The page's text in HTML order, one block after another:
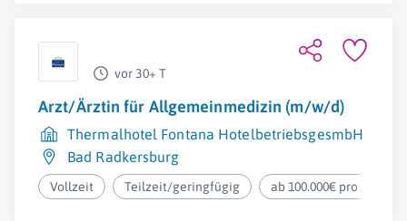
vor 30+ T
Arzt/Ärztin für Allgemeinmedizin (m/w/d)
Thermalhotel Fontana HotelbetriebsgesmbH
Bad Radkersburg
Vollzeit Teilzeit/geringfügig ab 100.000€ pro Jahr